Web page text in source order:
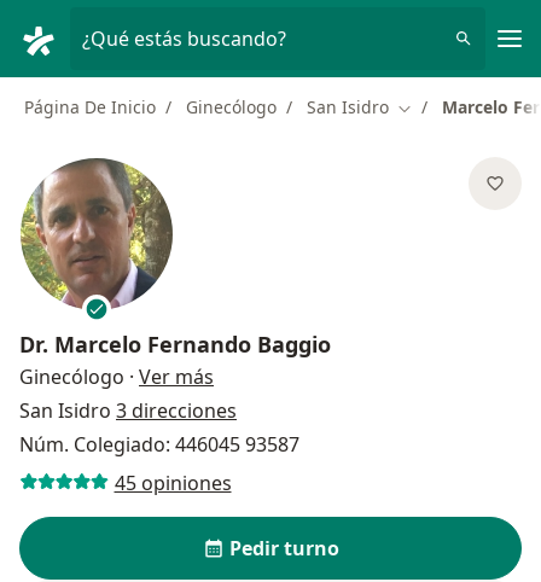
¿Qué estás buscando?
Página De Inicio Ginecólogo San Isidro Cambiar de
Marcelo
Dr. Marcelo Fernando Baggio
Ginecólogo · Ver más
San Isidro 3 direcciones
Núm. Colegiado: 446045 93587
45 opiniones
Pedir turno